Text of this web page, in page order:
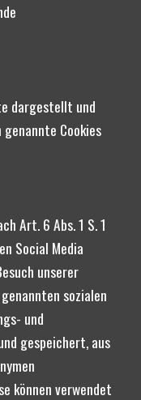
dargestellt und
Cookies
Art. 6 Abs. 1 S. 1
Social Media
unserer
sozialen
und
gespeichert, aus
können verwendet